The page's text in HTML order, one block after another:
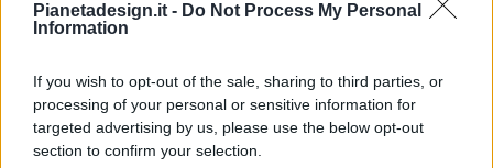
Pianetadesign.it - Do Not Process My Personal
Information
If you wish to opt-out of the sale, sharing to third parties, or
processing of your personal or sensitive information for
targeted advertising by us, please use the below opt-out
section to confirm your selection.
© 2026 - Pianeta Design - P.IVA 04827280654 - Testata
Registrata Al Tribunale Di Nocera Inferiore N. 8/2020 - RG N.